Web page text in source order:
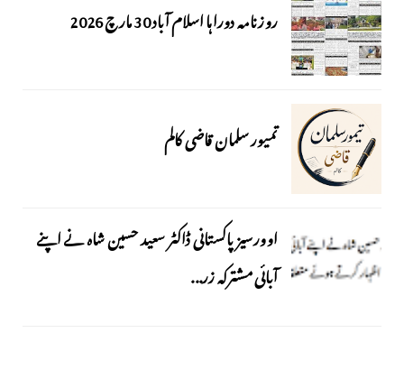
روزنامہ دوراہا اسلام آباد 30 مارچ 2026
تمیور سلمان قاضی کالم
اوورسیز پاکستانی ڈاکٹر سعید حسین شاہ نے اپنے
آبائی مشترکہ زر...